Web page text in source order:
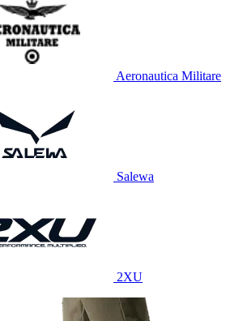
Aeronautica Militare
Salewa
2XU